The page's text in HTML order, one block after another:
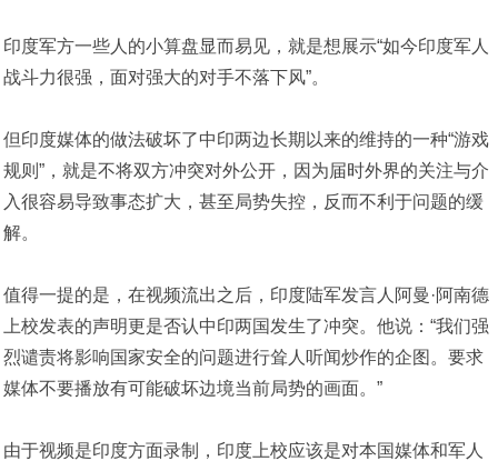
印度军方一些人的小算盘显而易见，就是想展示“如今印度军人
战斗力很强，面对强大的对手不落下风”。
但印度媒体的做法破坏了中印两边长期以来的维持的一种“游戏
规则”，就是不将双方冲突对外公开，因为届时外界的关注与介
入很容易导致事态扩大，甚至局势失控，反而不利于问题的缓
解。
值得一提的是，在视频流出之后，印度陆军发言人阿曼·阿南德
上校发表的声明更是否认中印两国发生了冲突。他说：“我们强
烈谴责将影响国家安全的问题进行耸人听闻炒作的企图。要求
媒体不要播放有可能破坏边境当前局势的画面。”
由于视频是印度方面录制，印度上校应该是对本国媒体和军人